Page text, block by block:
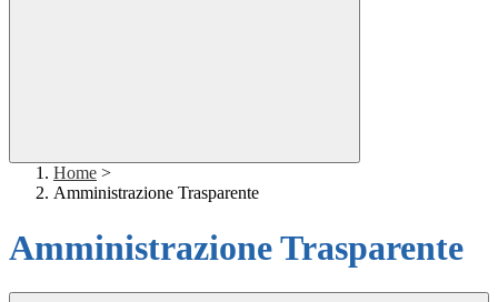
Home >
Amministrazione Trasparente
Amministrazione Trasparente